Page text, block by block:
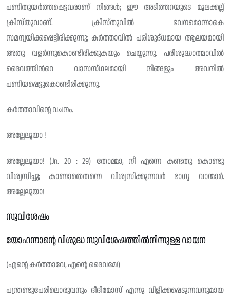
പണിതുയർത്തപ്പെട്ടവരാണ് നിങ്ങൾ; ഈ അടിത്തറയുടെ മൂലക്കല്ല്
ക്രിസ്തുവാണ്. ക്രിസ്തുവിൽ ഭവനമൊന്നാകെ
സമന്വയിക്കപ്പെട്ടിരിക്കുന്നു; കർത്താവിൽ പരിശുദ്‌ധമായ ആലയമായി
അതു വളർന്നുകൊണ്ടിരിക്കുകയും ചെയ്യുന്നു. പരിശുദ്ധാത്മാവിൽ
ദൈവത്തിൻറെ വാസസ്‌ഥലമായി നിങ്ങളും അവനിൽ
പണിയപ്പെട്ടുകൊണ്ടിരിക്കുന്നു.
കർത്താവിന്റെ വചനം.
അല്ലേലൂയാ !
അല്ലേലൂയാ! (Jn. 20 : 29) തോമ്മാ, നീ എന്നെ കണ്ടതു കൊണ്ടു
വിശ്വസിച്ചു; കാണാതെതന്നെ വിശ്വസിക്കുന്നവർ ഭാഗ്യ വാന്മാർ.
അല്ലേലൂയാ!
സുവിശേഷം
യോഹന്നാന്റെ വിശുദ്ധ സുവിശേഷത്തിൽനിന്നുള്ള വായന
(എൻ്റെ കർത്താവേ, എൻ്റെ ദൈവമേ!)
പന്ത്രണ്ടുപേരിലൊരുവനും ദീദിമോസ് എന്നു വിളിക്കപ്പെടുന്നവനുമായ